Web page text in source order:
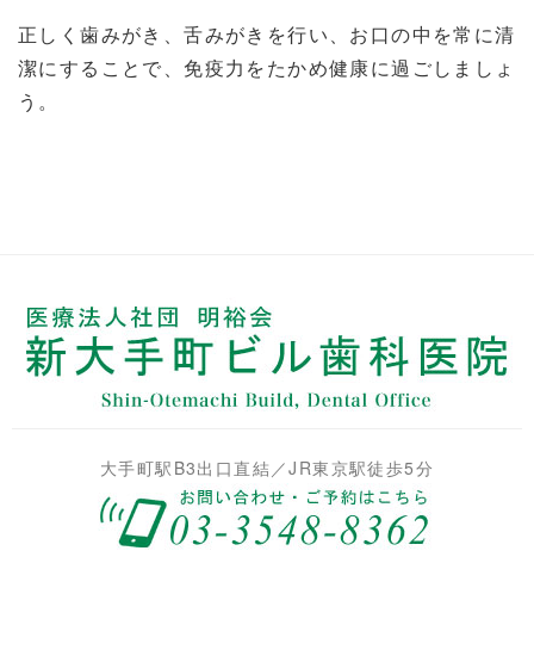
正しく歯みがき、舌みがきを行い、お口の中を常に清
潔にすることで、免疫力をたかめ健康に過ごしましょ
う。
大手町駅B3出口直結／JR東京駅徒歩5分